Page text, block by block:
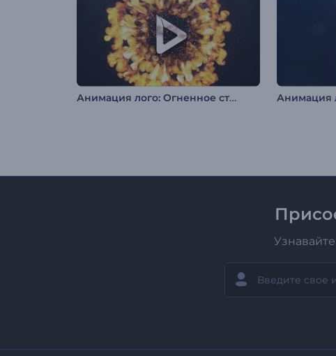
Анимация лого: Огненное столкновение